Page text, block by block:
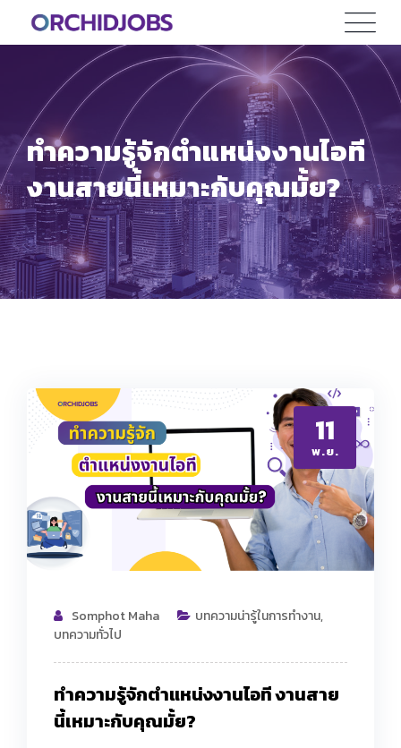
ทำความรู้จักตำแหน่งงานไอที
งานสายนี้เหมาะกับคุณมั้ย?
11
พ.ย.
Somphot Maha บทความน่ารู้ในการทำงาน,
บทความทั่วไป
ทำความรู้จักตำแหน่งงานไอที งานสาย
นี้เหมาะกับคุณมั้ย?